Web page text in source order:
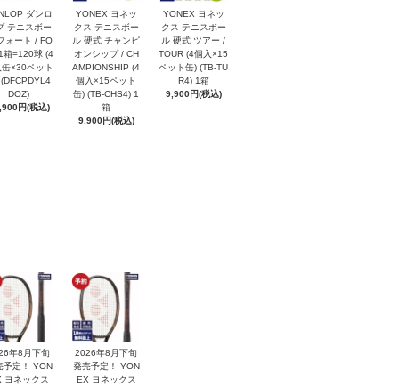
ダンロ
テニスボー
ォート / FO
箱=120球 (4
缶×30ペット
DOZ)
円(税込)
YONEX ヨネッ
クス テニスボー
ル 硬式 チャンピ
オンシップ / CH
AMPIONSHIP (4
個入×15ペット
缶) (TB-CHS4) 1
箱
9,900円(税込)
YONEX ヨネッ
クス テニスボー
ル 硬式 ツアー /
TOUR (4個入×15
ペット缶) (TB-TU
R4) 1箱
9,900円(税込)
年8月下旬
予定！ YON
ヨネックス
2026年8月下旬
発売予定！ YON
EX ヨネックス